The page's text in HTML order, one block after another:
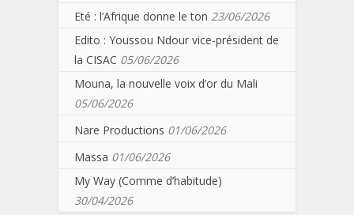
Eté : l’Afrique donne le ton 23/06/2026
Edito : Youssou Ndour vice-président de
la CISAC 05/06/2026
Mouna, la nouvelle voix d’or du Mali
05/06/2026
Nare Productions 01/06/2026
Massa 01/06/2026
My Way (Comme d’habitude)
30/04/2026